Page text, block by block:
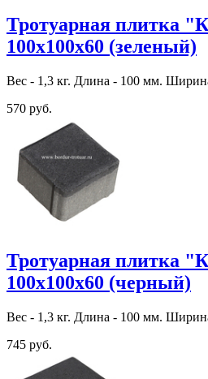
Тротуарная плитка
100х100х60 (зеленый)
Вес - 1,3 кг. Длина - 100 мм.
570 руб.
Тротуарная плитка
100х100х60 (черный)
Вес - 1,3 кг. Длина - 100 мм.
745 руб.